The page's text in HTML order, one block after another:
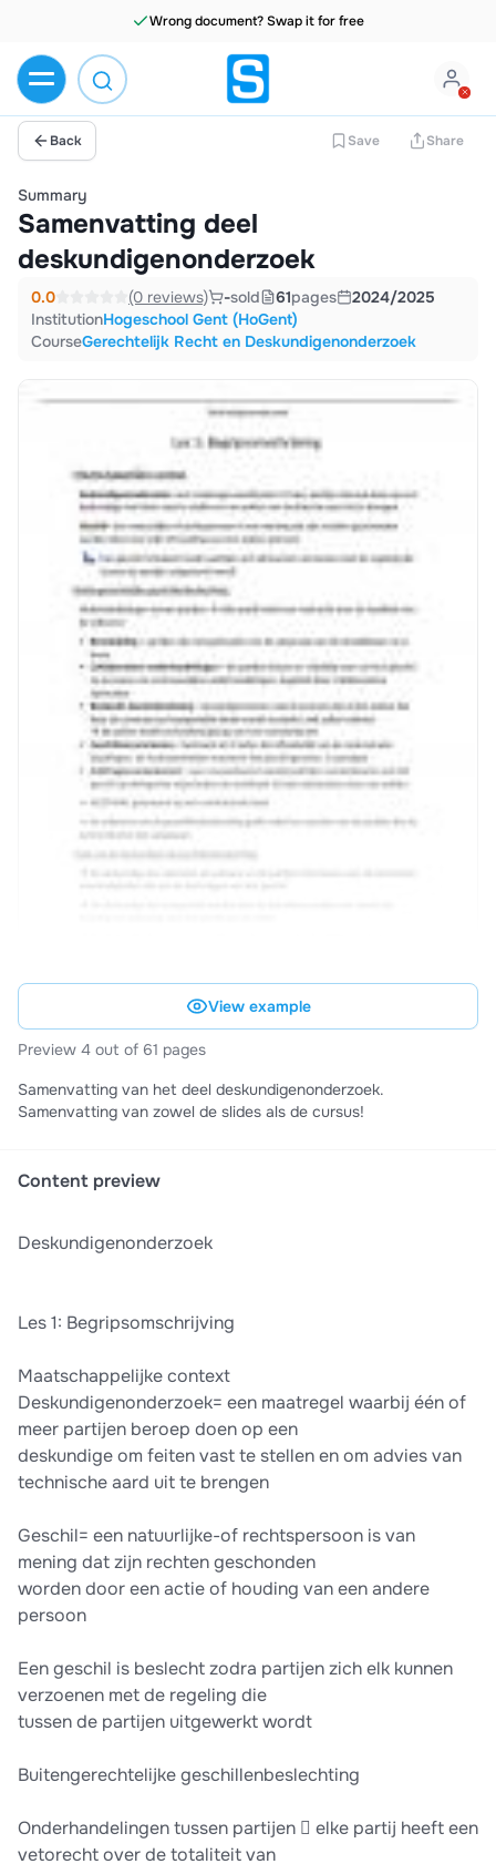
Wrong document? Swap it for free
Back Save Share
Summary
Samenvatting deel
deskundigenonderzoek
0.0 (0 reviews) -sold 61pages
2024/2025
InstitutionHogeschool Gent (HoGent)
CourseGerechtelijk Recht en Deskundigenonderzoek
View example
Preview 4 out of 61 pages
Samenvatting van het deel deskundigenonderzoek.
Samenvatting van zowel de slides als de cursus!
Content preview
Deskundigenonderzoek
Les 1: Begripsomschrijving
Maatschappelijke context
Deskundigenonderzoek= een maatregel waarbij één of
meer partijen beroep doen op een
deskundige om feiten vast te stellen en om advies van
technische aard uit te brengen
Geschil= een natuurlijke-of rechtspersoon is van
mening dat zijn rechten geschonden
worden door een actie of houding van een andere
persoon
Een geschil is beslecht zodra partijen zich elk kunnen
verzoenen met de regeling die
tussen de partijen uitgewerkt wordt
Buitengerechtelijke geschillenbeslechting
Onderhandelingen tussen partijen  elke partij heeft een
vetorecht over de totaliteit van